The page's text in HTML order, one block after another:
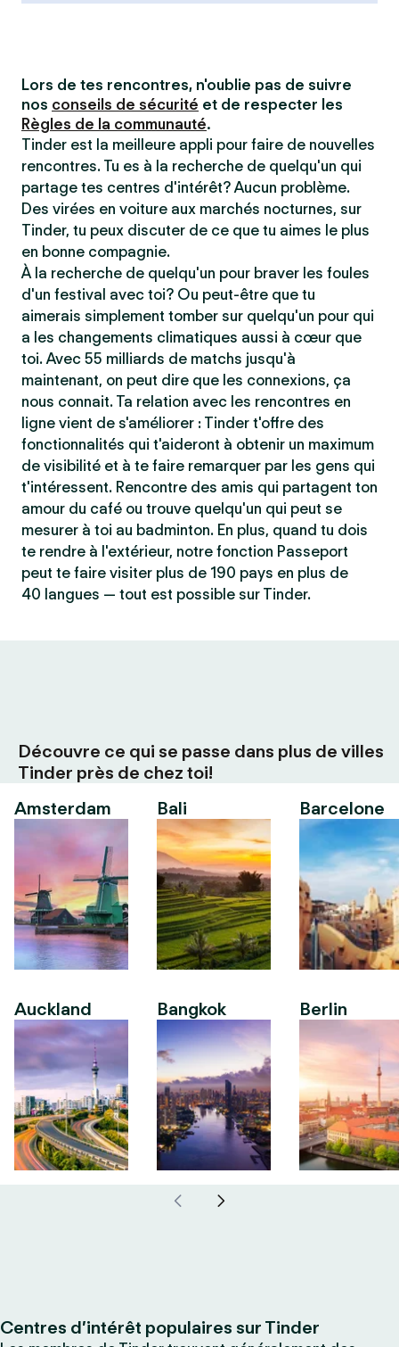
Lors de tes rencontres, n'oublie pas de suivre
nos conseils de sécurité et de respecter les
Règles de la communauté.
Tinder est la meilleure appli pour faire de nouvelles
rencontres. Tu es à la recherche de quelqu'un qui
partage tes centres d'intérêt? Aucun problème.
Des virées en voiture aux marchés nocturnes, sur
Tinder, tu peux discuter de ce que tu aimes le plus
en bonne compagnie.
À la recherche de quelqu'un pour braver les foules
d'un festival avec toi? Ou peut-être que tu
aimerais simplement tomber sur quelqu'un pour qui
a les changements climatiques aussi à cœur que
toi. Avec 55 milliards de matchs jusqu'à
maintenant, on peut dire que les connexions, ça
nous connait. Ta relation avec les rencontres en
ligne vient de s'améliorer : Tinder t'offre des
fonctionnalités qui t'aideront à obtenir un maximum
de visibilité et à te faire remarquer par les gens qui
t'intéressent. Rencontre des amis qui partagent ton
amour du café ou trouve quelqu'un qui peut se
mesurer à toi au badminton. En plus, quand tu dois
te rendre à l'extérieur, notre fonction Passeport
peut te faire visiter plus de 190 pays en plus de
40 langues — tout est possible sur Tinder.
Découvre ce qui se passe dans plus de villes
Tinder près de chez toi!
Amsterdam
Auckland
Bali
Bangkok
Barcelone
Berlin
Centres d’intérêt populaires sur Tinder